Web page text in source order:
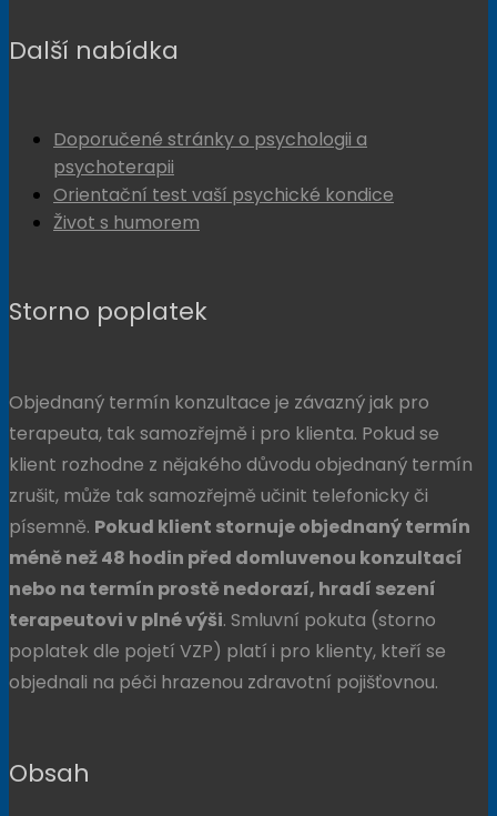
Další nabídka
Doporučené stránky o psychologii a
psychoterapii
Orientační test vaší psychické kondice
Život s humorem
Storno poplatek
Objednaný termín konzultace je závazný jak pro
terapeuta, tak samozřejmě i pro klienta. Pokud se
klient rozhodne z nějakého důvodu objednaný termín
zrušit, může tak samozřejmě učinit telefonicky či
písemně. Pokud klient stornuje objednaný termín
méně než 48 hodin před domluvenou konzultací
nebo na termín prostě nedorazí, hradí sezení
terapeutovi v plné výši. Smluvní pokuta (storno
poplatek dle pojetí VZP) platí i pro klienty, kteří se
objednali na péči hrazenou zdravotní pojišťovnou.
Obsah